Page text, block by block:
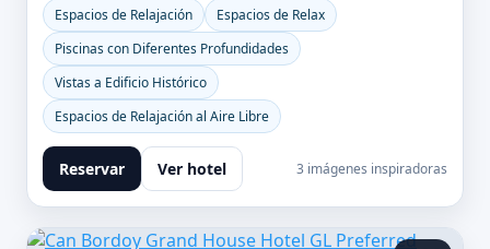
Espacios de Relajación
Espacios de Relax
Piscinas con Diferentes Profundidades
Vistas a Edificio Histórico
Espacios de Relajación al Aire Libre
Reservar Ver hotel 3 imágenes inspiradoras